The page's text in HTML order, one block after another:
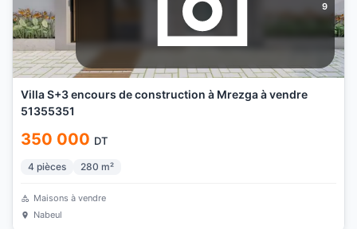
9
Villa S+3 encours de construction à Mrezga à vendre
51355351
350 000 DT
4 pièces 280 m²
Maisons à vendre
Nabeul